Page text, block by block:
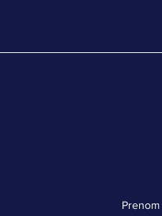
Prenom